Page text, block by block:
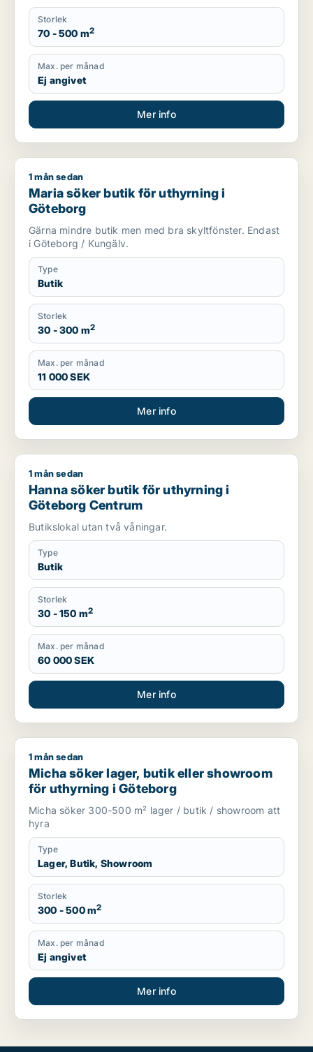
Storlek
70 - 500 m2
Max. per månad
Ej angivet
Mer info
Maria söker butik för uthyrning i Göteborg
1 mån sedan
Maria söker butik för uthyrning i
Göteborg
Gärna mindre butik men med bra skyltfönster. Endast
i Göteborg / Kungälv.
Type
Butik
Storlek
30 - 300 m2
Max. per månad
11 000 SEK
Mer info
Hanna söker butik för uthyrning i Göteborg Centrum
1 mån sedan
Hanna söker butik för uthyrning i
Göteborg Centrum
Butikslokal utan två våningar.
Type
Butik
Storlek
30 - 150 m2
Max. per månad
60 000 SEK
Mer info
Micha söker lager, butik eller showroom för uthyrning i
1 mån sedan
Micha söker lager, butik eller showroom
för uthyrning i Göteborg
Micha söker 300-500 m² lager / butik / showroom att
hyra
Type
Lager, Butik, Showroom
Storlek
300 - 500 m2
Max. per månad
Ej angivet
Mer info